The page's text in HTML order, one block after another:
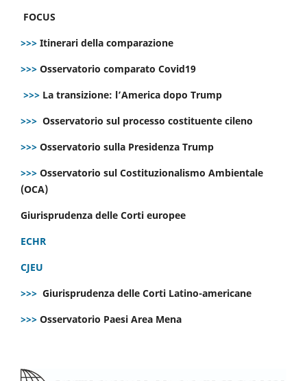
FOCUS
>>> Itinerari della comparazione
>>> Osservatorio comparato Covid19
>>> La transizione: l’America dopo Trump
>>> Osservatorio sul processo costituente cileno
>>> Osservatorio sulla Presidenza Trump
>>> Osservatorio sul Costituzionalismo Ambientale
(OCA)
Giurisprudenza delle Corti europee
ECHR
CJEU
>>> Giurisprudenza delle Corti Latino-americane
>>> Osservatorio Paesi Area Mena